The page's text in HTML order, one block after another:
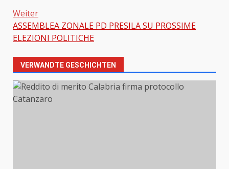
Weiter
ASSEMBLEA ZONALE PD PRESILA SU PROSSIME
ELEZIONI POLITICHE
VERWANDTE GESCHICHTEN